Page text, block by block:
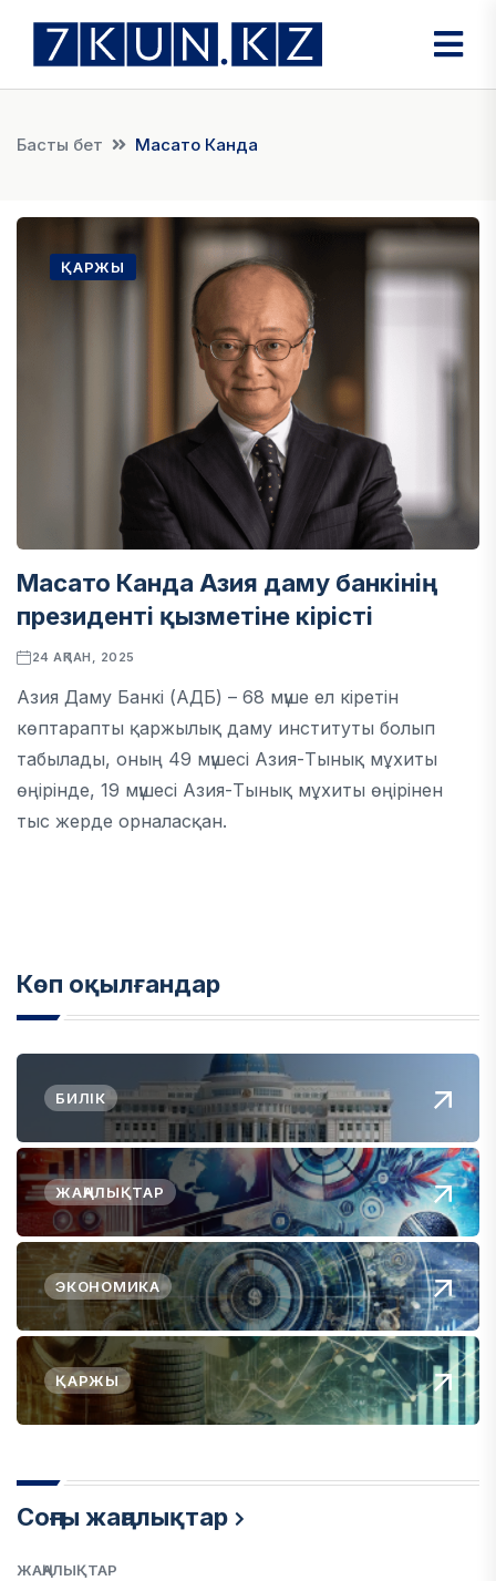
Басты бет Масато Канда
ҚАРЖЫ
Масато Канда Азия даму банкінің
президенті қызметіне кірісті
24 АҚПАН, 2025
Азия Даму Банкі (АДБ) – 68 мүше ел кіретін
көптарапты қаржылық даму институты болып
табылады, оның 49 мүшесі Азия-Тынық мұхиты
өңірінде, 19 мүшесі Азия-Тынық мұхиты өңірінен
тыс жерде орналасқан.
Көп оқылғандар
БИЛІК
ЖАҢАЛЫҚТАР
ЭКОНОМИКА
ҚАРЖЫ
Соңғы жаңалықтар
ЖАҢАЛЫҚТАР